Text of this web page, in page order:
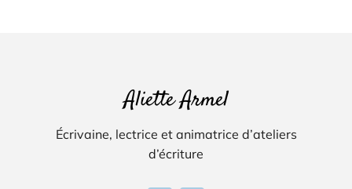
Aliette Armel
Écrivaine, lectrice et animatrice d’ateliers
d’écriture